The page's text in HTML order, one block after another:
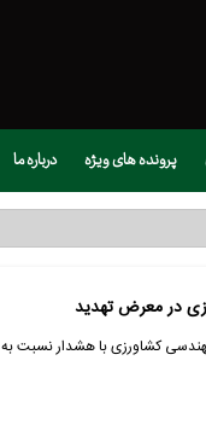
پرونده های ویژه درباره ما
کشاورزی با هشدار نسبت به